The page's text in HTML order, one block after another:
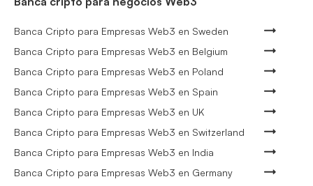
Banca Cripto para Empresas Web3 en Sweden
Banca Cripto para Empresas Web3 en Belgium
Banca Cripto para Empresas Web3 en Poland
Banca Cripto para Empresas Web3 en Spain
Banca Cripto para Empresas Web3 en UK
Banca Cripto para Empresas Web3 en Switzerland
Banca Cripto para Empresas Web3 en India
Banca Cripto para Empresas Web3 en Germany